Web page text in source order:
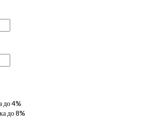
до 4%
до 8%